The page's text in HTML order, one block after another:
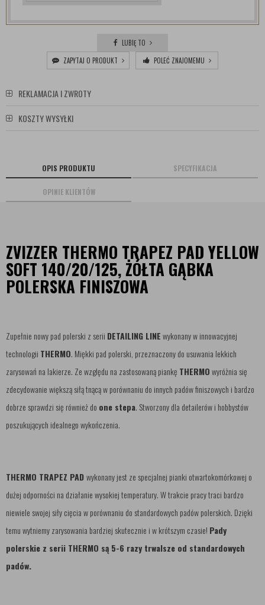
LUBIĘ TO
ZAPYTAJ O PRODUKT
POLEĆ ZNAJOMEMU
REKLAMACJA I ZWROTY
KOSZTY WYSYŁKI
OPIS PRODUKTU SPECYFIKACJA
OPINIE KLIENTÓW
ZVIZZER THERMO TRAPEZ PAD YELLOW
SOFT 140/20/125, ŻÓŁTA GĄBKA
POLERSKA FINISZOWA
Zupełnie nowy pad polerski z serii DETAILING LINEwykonany w innowacyjnej
technologii THERMO. Miękki pad polerski, przeznaczony do usuwania lekkich
zarysowań na lakierze. Ze względu na zastosowaną piankę THERMOwyróżnia się
zdecydowanie większą siłą tnącą w porównaniu do innych padów finiszowych i bardzo
dobrze sprawdzi się również do one stepa. Stworzony dla detailerów i hobbystów
poszukujących idealnego wykończenia.
THERMO TRAPEZ PADwykonany jest ze specjalnej pianki otwartokomórkowej o
dużej odporności na działanie wysokiej temperatury. W trakcie pracy traci bardzo
niewiele swojej siły cięcia w porównaniu do standardowych padów polerskich. Dzięki
temu wytniemy zarysowania bardziej skutecznie i w krótszym czasie! Pady
polerskie z serii THERMO są 5-6 razy trwalsze od standardowych
padów.